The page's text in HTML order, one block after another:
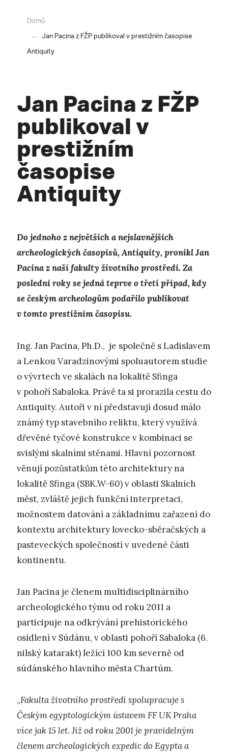
Domů
Jan Pacina z FŽP publikoval v prestižním časopise
Antiquity
Jan Pacina z FŽP
publikoval v
prestižním
časopise
Antiquity
Do jednoho z největších a nejslavnějších
archeologických časopisů, Antiquity, pronikl Jan
Pacina z naší fakulty životního prostředí. Za
poslední roky se jedná teprve o třetí případ, kdy
se českým archeologům podařilo publikovat
v tomto prestižním časopisu.
Ing. Jan Pacina, Ph.D., je společně s Ladislavem
a Lenkou Varadzinovými spoluautorem studie
o vývrtech ve skalách na lokalitě Sfinga
v pohoří Sabaloka. Právě ta si prorazila cestu do
Antiquity. Autoři v ní představují dosud málo
známý typ stavebního reliktu, který využívá
dřevěné tyčové konstrukce v kombinaci se
svislými skalními stěnami. Hlavní pozornost
věnují pozůstatkům této architektury na
lokalitě Sfinga (SBK.W-60) v oblasti Skalních
měst, zvláště jejich funkční interpretaci,
možnostem datování a základnímu zařazení do
kontextu architektury lovecko-sběračských a
pasteveckých společností v uvedené části
kontinentu.
Jan Pacina je členem multidisciplinárního
archeologického týmu od roku 2011 a
participuje na odkrývání prehistorického
osídlení v Súdánu, v oblasti pohoří Sabaloka (6.
nilský katarakt) ležící 100 km severně od
súdánského hlavního města Chartúm.
„Fakulta životního prostředí spolupracuje s
Českým egyptologickým ústavem FF UK Praha
více jak 15 let. Již od roku 2001 je pravidelným
členem archeologických expedic do Egypta a